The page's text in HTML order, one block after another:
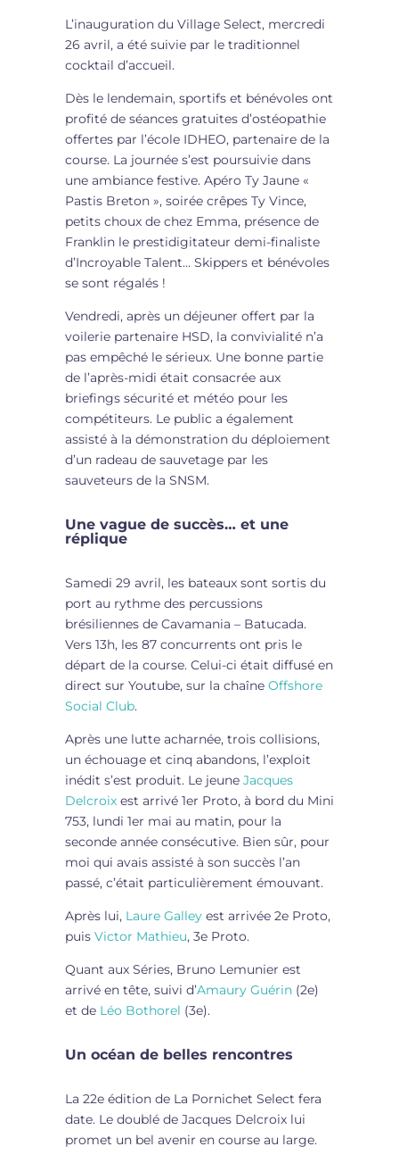
L’inauguration du Village Select, mercredi
26 avril, a été suivie par le traditionnel
cocktail d’accueil.
Dès le lendemain, sportifs et bénévoles ont
profité de séances gratuites d’ostéopathie
offertes par l’école IDHEO, partenaire de la
course. La journée s’est poursuivie dans
une ambiance festive. Apéro Ty Jaune «
Pastis Breton », soirée crêpes Ty Vince,
petits choux de chez Emma, présence de
Franklin le prestidigitateur demi-finaliste
d’Incroyable Talent… Skippers et bénévoles
se sont régalés !
Vendredi, après un déjeuner offert par la
voilerie partenaire HSD, la convivialité n’a
pas empêché le sérieux. Une bonne partie
de l’après-midi était consacrée aux
briefings sécurité et météo pour les
compétiteurs. Le public a également
assisté à la démonstration du déploiement
d’un radeau de sauvetage par les
sauveteurs de la SNSM.
Une vague de succès… et une
réplique
Samedi 29 avril, les bateaux sont sortis du
port au rythme des percussions
brésiliennes de Cavamania – Batucada.
Vers 13h, les 87 concurrents ont pris le
départ de la course. Celui-ci était diffusé en
direct sur Youtube, sur la chaîne Offshore
Social Club.
Après une lutte acharnée, trois collisions,
un échouage et cinq abandons, l’exploit
inédit s’est produit. Le jeune Jacques
Delcroixest arrivé 1er Proto, à bord du Mini
753, lundi 1er mai au matin, pour la
seconde année consécutive. Bien sûr, pour
moi qui avais assisté à son succès l’an
passé, c’était particulièrement émouvant.
Après lui, Laure Galleyest arrivée 2e Proto,
puis Victor Mathieu, 3e Proto.
Quant aux Séries, Bruno Lemunier est
arrivé en tête, suivi d’Amaury Guérin(2e)
et deLéo Bothorel (3e).
Un océan de belles rencontres
La 22e édition de La Pornichet Select fera
date. Le doublé de Jacques Delcroix lui
promet un bel avenir en course au large.